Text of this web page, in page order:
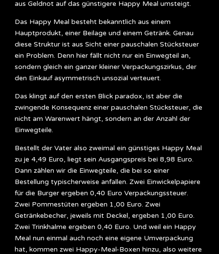
aus Geldnot auf das günstigere Happy Meal umsteigt.
Das Happy Meal besteht bekanntlich aus einem
Hauptprodukt, einer Beilage und einem Getränk. Genau
diese Struktur ist aus Sicht einer pauschalen Stücksteuer
ein Problem. Denn hier fällt nicht nur ein Einwegteil an,
sondern gleich ein ganzer kleiner Verpackungszirkus, der
den Einkauf asymmetrisch unsozial verteuert.
Das klingt auf den ersten Blick paradox, ist aber die
zwingende Konsequenz einer pauschalen Stücksteuer, die
nicht am Warenwert hängt, sondern an der Anzahl der
Einwegteile.
Bestellt der Vater also zweimal ein günstiges Happy Meal
zu je 4,49 Euro, liegt sein Ausgangspreis bei 8,98 Euro.
Dann zählen wir die Einwegteile, die bei so einer
Bestellung typischerweise anfallen. Zwei Einwickelpapiere
für die Burger ergeben 0,40 Euro Verpackungssteuer.
Zwei Pommestüten ergeben 1,00 Euro. Zwei
Getränkebecher, jeweils mit Deckel, ergeben 1,00 Euro.
Zwei Trinkhalme ergeben 0,40 Euro. Und weil ein Happy
Meal nun einmal auch noch eine eigene Umverpackung
hat, kommen zwei Happy-Meal-Boxen hinzu, also weitere